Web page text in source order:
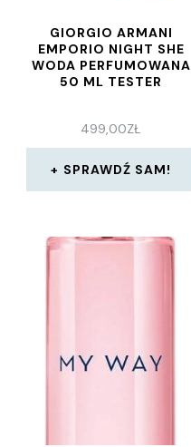
GIORGIO ARMANI
EMPORIO NIGHT SHE
WODA PERFUMOWANA
50 ML TESTER
499,00ZŁ
SPRAWDŹ SAM!